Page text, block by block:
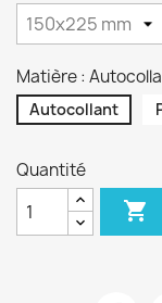
Matière :
Autocollant
Quantité
